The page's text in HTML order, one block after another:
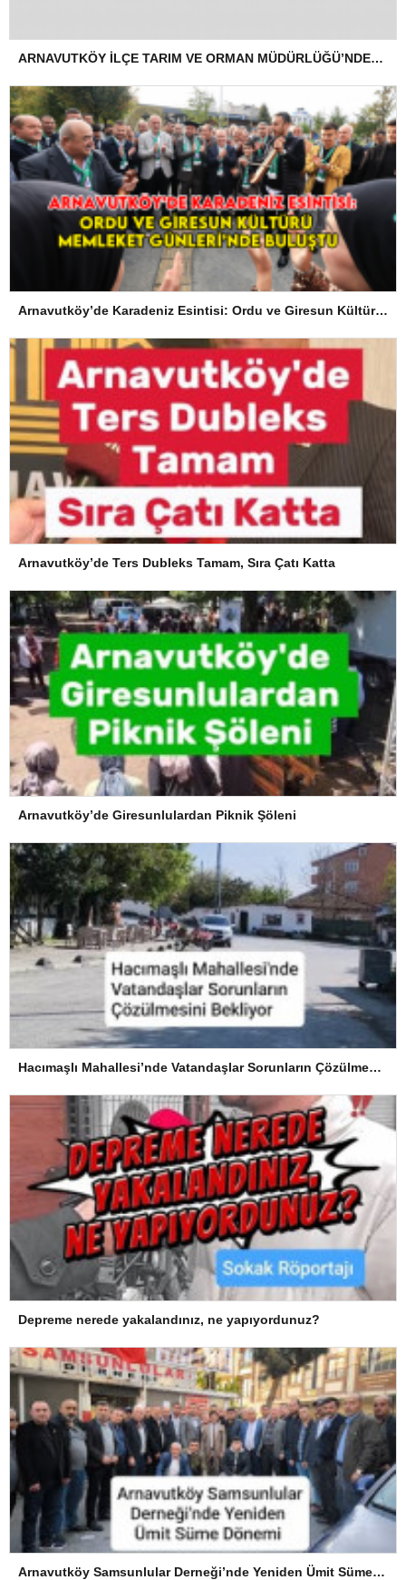
ARNAVUTKÖY İLÇE TARIM VE ORMAN MÜDÜRLÜĞÜ’NDEN İLANEN TEBLİGAT
Arnavutköy’de Karadeniz Esintisi: Ordu ve Giresun Kültürü Memleket Günleri’nde Buluştu
Arnavutköy’de Ters Dubleks Tamam, Sıra Çatı Katta
Arnavutköy’de Giresunlulardan Piknik Şöleni
Hacımaşlı Mahallesi’nde Vatandaşlar Sorunların Çözülmesini Bekliyor
Depreme nerede yakalandınız, ne yapıyordunuz?
Arnavutköy Samsunlular Derneği’nde Yeniden Ümit Süme Dönemi